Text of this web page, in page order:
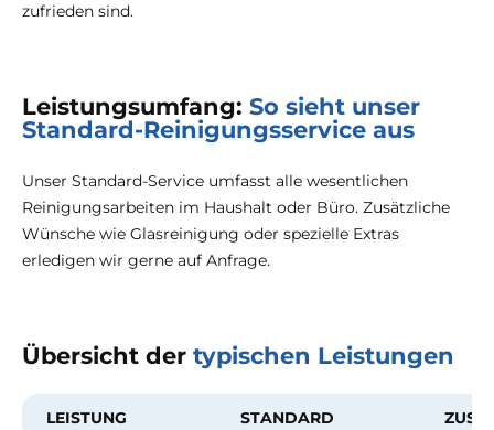
zufrieden sind.
Leistungsumfang: So sieht unser
Standard-Reinigungsservice aus
Unser Standard-Service umfasst alle wesentlichen
Reinigungsarbeiten im Haushalt oder Büro. Zusätzliche
Wünsche wie Glasreinigung oder spezielle Extras
erledigen wir gerne auf Anfrage.
Übersicht der typischen Leistungen
LEISTUNG STANDARD